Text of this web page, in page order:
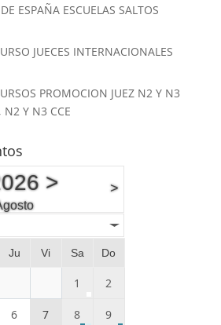
ESPAÑA ESCUELAS SALTOS
JUECES INTERNACIONALES
PROMOCION JUEZ N2 Y N3
N2 Y N3 CCE
> >
Ju Vi Sa Do
1 2
6 7 8 9